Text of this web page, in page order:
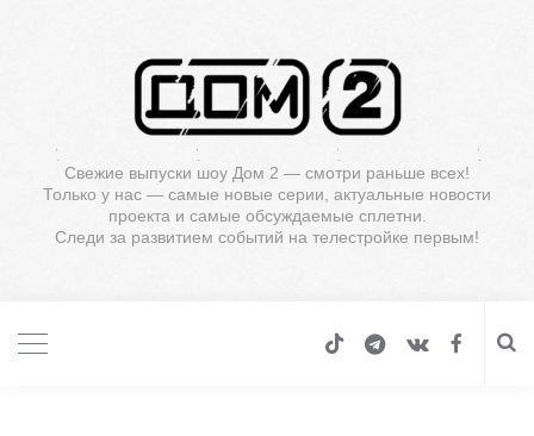
Свежие выпуски шоу Дом 2 — смотри раньше всех!
Только у нас — самые новые серии, актуальные новости
проекта и самые обсуждаемые сплетни.
Следи за развитием событий на телестройке первым!